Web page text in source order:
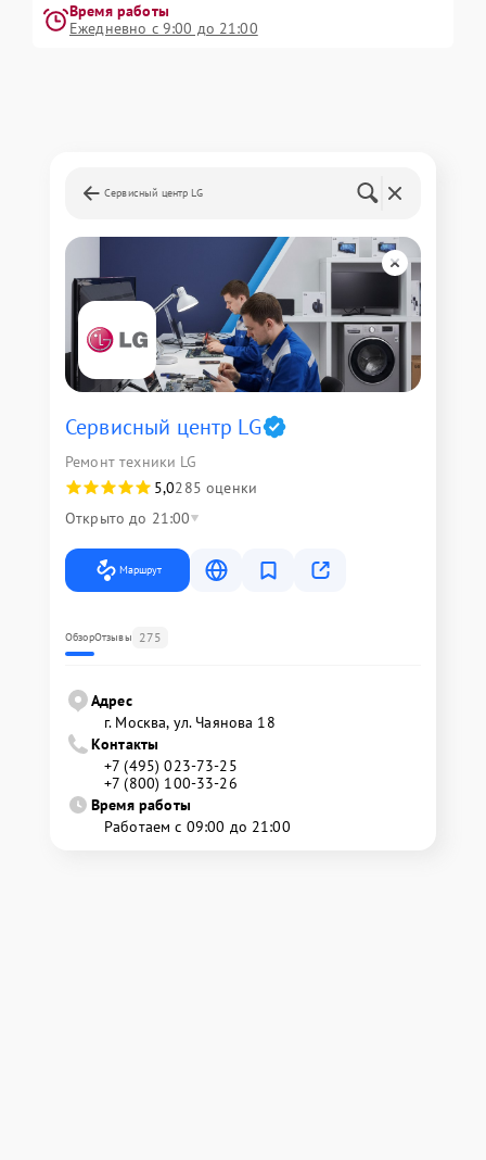
Время работы
Ежедневно с 9:00 до 21:00
Сервисный центр LG
Сервисный центр LG
Ремонт техники LG
5,0285 оценки
Открыто до 21:00
Маршрут
ОбзорОтзывы 275
Адрес
г. Москва, ул. Чаянова 18
Контакты
+7 (495) 023-73-25
+7 (800) 100-33-26
Время работы
Работаем с 09:00 до 21:00